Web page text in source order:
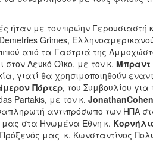
ήταν με τον πρώην Γερουσιαστή
Demetries Grimes,
από τα Γαστριά της
Λευκό Οίκο, με τον κ. Μπραντ
γιατί θα χρησιμοποιηθούν
Πόρτερ, του Συμβουλίου
Partakis, με τον κ. JonathanCohen
αντιπρόσωπο των ΗΠΑ
μας στα Ηνωμένα Έθνη κ.
μας κ. Κωνσταντίνος